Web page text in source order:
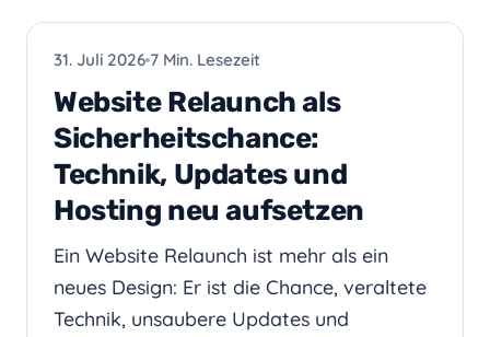
WEBDESIGN
31. Juli 2026 7 Min. Lesezeit
Website Relaunch als
Sicherheitschance:
Technik, Updates und
Hosting neu aufsetzen
Ein Website Relaunch ist mehr als ein
neues Design: Er ist die Chance, veraltete
Technik, unsaubere Updates und